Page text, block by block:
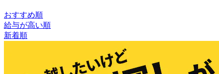
おすすめ順
給与が高い順
新着順